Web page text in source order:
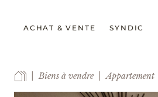
ACHAT & VENTE SYNDIC
Biens à vendre Appartement